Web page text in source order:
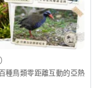
種鳥類零距離互動的亞熱